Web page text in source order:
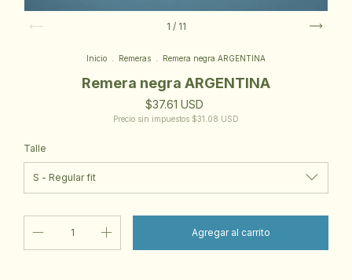
1 / 11
Inicio Remeras Remera negra ARGENTINA
Remera negra ARGENTINA
$37.61 USD
Precio sin impuestos $31.08 USD
Talle